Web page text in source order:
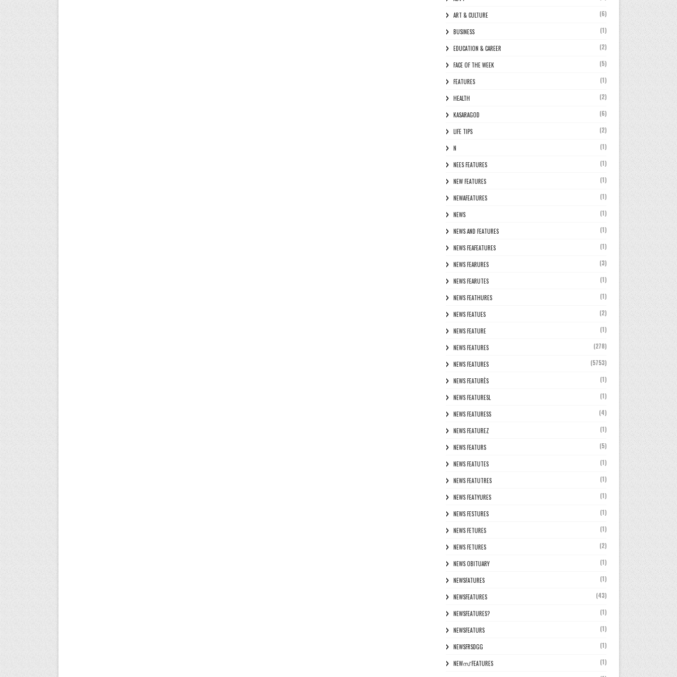
ART & CULTURE (6)
BUSINESS (1)
EDUCATION & CAREER (2)
FACE OF THE WEEK (5)
FEATURES (1)
HEALTH (2)
KASARAGOD (6)
LIFE TIPS (2)
N (1)
NEES FEATURES (1)
NEW FEATURES (1)
NEWAFEATURES (1)
NEWS (1)
NEWS AND FEATURES (1)
NEWS FEAFEATURES (1)
NEWS FEARURES (3)
NEWS FEARUTES (1)
NEWS FEATHURES (1)
NEWS FEATUES (2)
NEWS FEATURE (1)
NEWS FEATURES (278)
NEWS FEATURES (5753)
NEWS FEATURÈS (1)
NEWS FEATURESL (1)
NEWS FEATURESS (4)
NEWS FEATUREZ (1)
NEWS FEATURS (5)
NEWS FEATUTES (1)
NEWS FEATUTRES (1)
NEWS FEATYURES (1)
NEWS FESTURES (1)
NEWS FETURES (1)
NEWS FETURES (2)
NEWS OBITUARY (1)
NEWSFATURES (1)
NEWSFEATURES (43)
NEWSFEATURES? (1)
NEWSFEATURS (1)
NEWSFRSDGG (1)
NEWസ് FEATURES (1)